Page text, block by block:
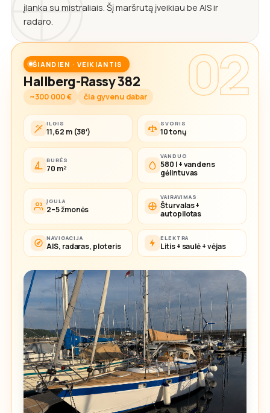
įlanka su mistraliais. Šį maršrutą įveikiau be AIS ir
radaro.
02
ŠIANDIEN · VEIKIANTIS
Hallberg-Rassy 382
~300 000 € čia gyvenu dabar
ILGIS
11,62 m (38′)
SVORIS
10 tonų
BURĖS
70 m²
VANDUO
580 l + vandens
gėlintuvas
ĮGULA
2–5 žmonės
VAIRAVIMAS
Šturvalas +
autopilotas
NAVIGACIJA
AIS, radaras, ploteris
ELEKTRA
Litis + saulė + vėjas